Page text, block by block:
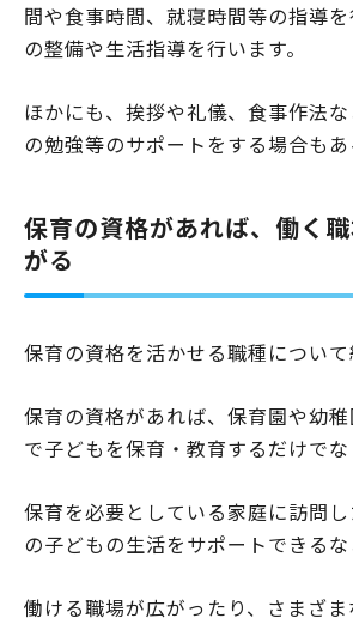
間や食事時間、就寝時間等の指導
の整備や生活指導を行います。
ほかにも、挨拶や礼儀、食事作法
の勉強等のサポートをする場合もあ
保育の資格があれば、働く
がる
保育の資格を活かせる職種について
保育の資格があれば、保育園や幼
で子どもを保育・教育するだけでな
保育を必要としている家庭に訪問
の子どもの生活をサポートできるな
働ける職場が広がったり、さまざ